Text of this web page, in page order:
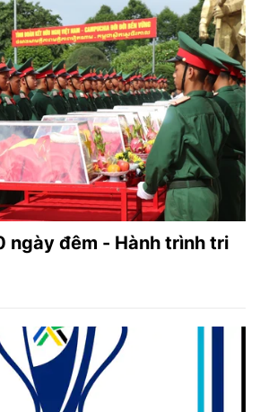
ngày đêm - Hành trình tri